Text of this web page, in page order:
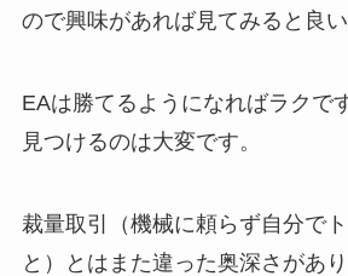
ので興味があれば見てみると良い
EAは勝てるようになればラクで
見つけるのは大変です。
裁量取引（機械に頼らず自分で
と）とはまた違った奥深さがあ